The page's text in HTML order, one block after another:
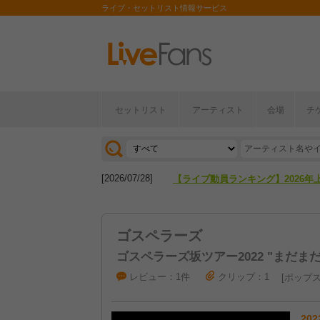
ライブ・セットリスト情報サービス
セットリスト アーティスト 会場 チ
[2026/04/27] 【フェス特集2026】フェス情報は
[2026/07/28] 【ライブ動員ランキング】2026年
ゴスペラーズ
ゴスペラーズ坂ツアー2022 "まだま
レビュー：1件 クリップ：1 ポップ